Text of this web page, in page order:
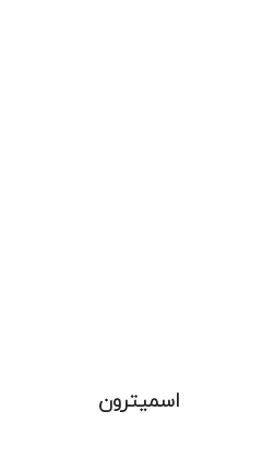
اسمیترون